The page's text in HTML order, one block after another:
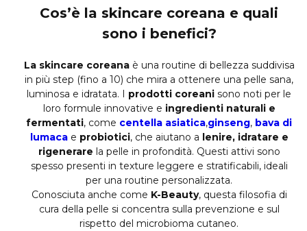
Cos’è la skincare coreana e quali
sono i benefici?
La skincare coreanaè una routine di bellezza suddivisa
in più step (fino a 10) che mira a ottenere una pelle sana,
luminosa e idratata. I prodotti coreani sono noti per le
loro formule innovative e ingredienti naturali e
fermentati, come centella asiatica,ginseng, bava di
lumacae probiotici, che aiutano a lenire, idratare e
rigenerare la pelle in profondità. Questi attivi sono
spesso presenti in texture leggere e stratificabili, ideali
per una routine personalizzata.
Conosciuta anche come K-Beauty, questa filosofia di
cura della pelle si concentra sulla prevenzione e sul
rispetto del microbioma cutaneo.